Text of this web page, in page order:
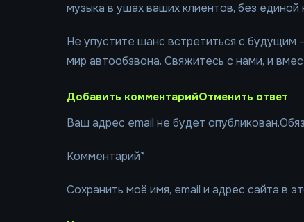
музыка в ушах ваших клиентов, без единой
Не упустите шанс встретиться с будущим
мир автообзвона. Свяжитесь с нами, и
Добавить комментарийОтменить ответ
Ваш адрес email не будет
Комментарий*
Сохранить моё имя, email и адрес сайта в